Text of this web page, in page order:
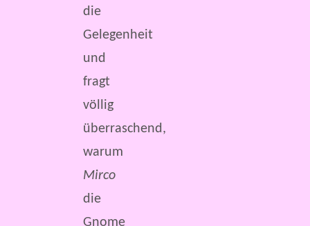
die
Gelegenheit
und
fragt
völlig
überraschend,
warum
Mirco
die
Gnome